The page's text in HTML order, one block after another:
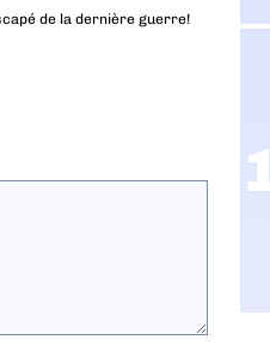
de la dernière guerre!